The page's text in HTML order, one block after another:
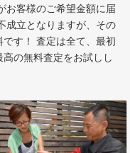
お客様のご希望金額に届
成立となりますが、その
す！ 査定は全て、最初
の無料査定をお試しし